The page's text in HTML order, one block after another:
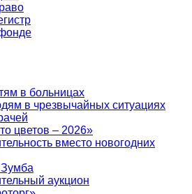
в больницах
в чрезвычайных ситуациях
цветов – 2026»
вместо новогодних
аукцион